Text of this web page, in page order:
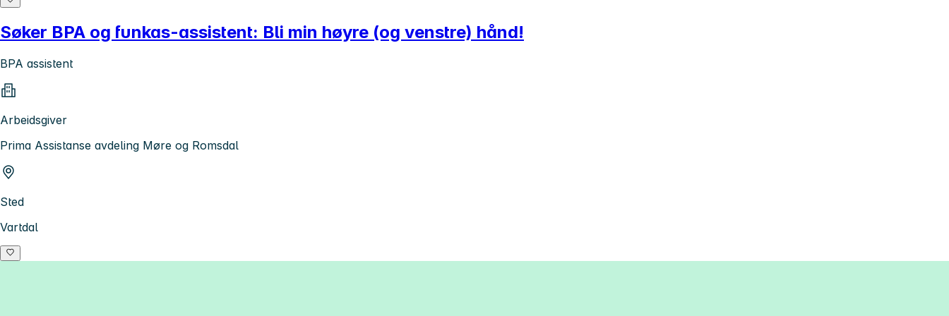
Søker BPA og funkas-assistent: Bli min høyre (og venstre) hånd!
BPA assistent
Arbeidsgiver
Prima Assistanse avdeling Møre og Romsdal
Sted
Vartdal